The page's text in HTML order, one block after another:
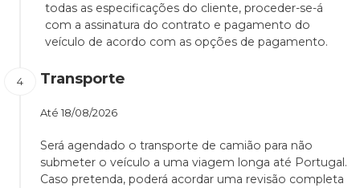
todas as especificações do cliente, proceder-se-á
com a assinatura do contrato e pagamento do
veículo de acordo com as opções de pagamento.
Transporte
Até 18/08/2026
Será agendado o transporte de camião para não
submeter o veículo a uma viagem longa até Portugal.
Caso pretenda, poderá acordar uma revisão completa